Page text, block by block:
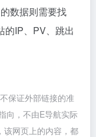
数据则需要找
的IP、PV、跳出
保证外部链接的准
向，不由E导航实际
该网页上的内容，都